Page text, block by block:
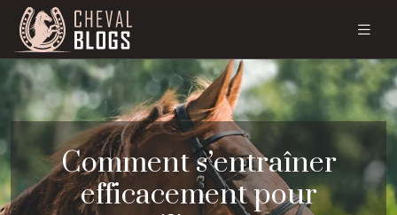
Comment s’entraîner
efficacement pour